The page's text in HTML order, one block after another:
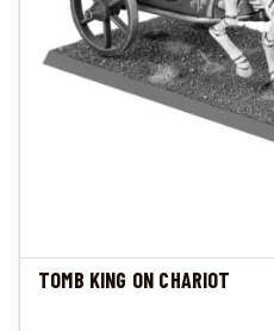
TOMB KING ON CHARIOT